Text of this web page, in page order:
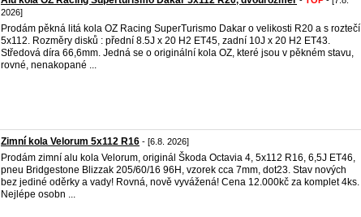
2026]
Prodám pěkná litá kola OZ Racing SuperTurismo Dakar o velikosti R20 a s roztečí
5x112. Rozměry disků : přední 8.5J x 20 H2 ET45, zadní 10J x 20 H2 ET43.
Středová díra 66,6mm. Jedná se o originální kola OZ, které jsou v pěkném stavu,
rovné, nenakopané ...
Zimní kola Velorum 5x112 R16 - [6.8. 2026]
Prodám zimní alu kola Velorum, originál Škoda Octavia 4, 5x112 R16, 6,5J ET46,
pneu Bridgestone Blizzak 205/60/16 96H, vzorek cca 7mm, dot23. Stav nových
bez jediné oděrky a vady! Rovná, nově vyvážená! Cena 12.000kč za komplet 4ks.
Nejlépe osobn ...